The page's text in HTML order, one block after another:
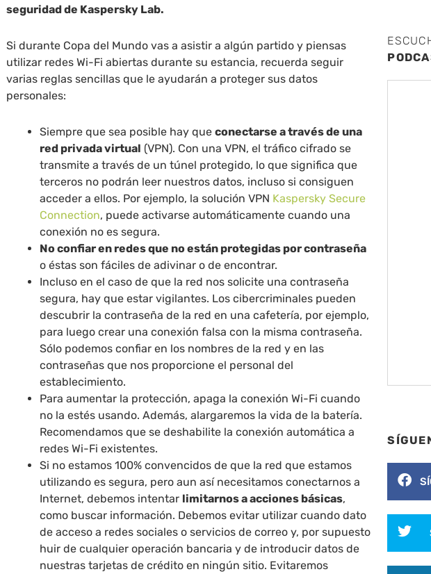
seguridad de Kaspersky Lab.
Si durante Copa del Mundo vas a asistir a algún partido y piensas
utilizar redes Wi-Fi abiertas durante su estancia, recuerda seguir
varias reglas sencillas que le ayudarán a proteger sus datos
personales:
Siempre que sea posible hay queconectarse a través de una
red privada virtual (VPN). Con una VPN, el tráfico cifrado se
transmite a través de un túnel protegido, lo que significa que
terceros no podrán leer nuestros datos, incluso si consiguen
acceder a ellos. Por ejemplo, la solución VPN Kaspersky Secure
Connection, puede activarse automáticamente cuando una
conexión no es segura.
No confiar en redes que no están protegidas por contraseña
o éstas son fáciles de adivinar o de encontrar.
Incluso en el caso de que la red nos solicite una contraseña
segura, hay que estar vigilantes. Los cibercriminales pueden
descubrir la contraseña de la red en una cafetería, por ejemplo,
para luego crear una conexión falsa con la misma contraseña.
Sólo podemos confiar en los nombres de la red y en las
contraseñas que nos proporcione el personal del
establecimiento.
Para aumentar la protección, apaga la conexión Wi-Fi cuando
no la estés usando. Además, alargaremos la vida de la batería.
Recomendamos que se deshabilite la conexión automática a
redes Wi-Fi existentes.
Si no estamos 100% convencidos de que la red que estamos
utilizando es segura, pero aun así necesitamos conectarnos a
Internet, debemos intentar limitarnos a acciones básicas,
como buscar información. Debemos evitar utilizar cuando dato
de acceso a redes sociales o servicios de correo y, por supuesto
huir de cualquier operación bancaria y de introducir datos de
nuestras tarjetas de crédito en ningún sitio. Evitaremos